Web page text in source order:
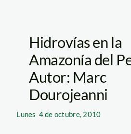
Hidrovías en la
Amazonía del
Autor: Marc
Dourojeanni
Lunes 4 de octubre, 2010